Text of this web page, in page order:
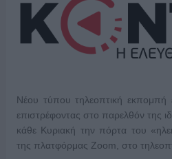
Νέου τύπου τηλεοπτική εκπομπή
επιστρέφοντας στο παρελθόν της
κάθε Κυριακή την πόρτα του
της πλατφόρμας Zoom, στο